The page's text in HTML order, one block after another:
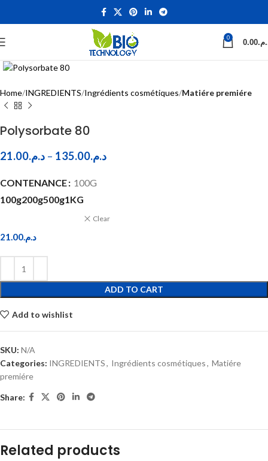
0
0.00
Click to enlarge
Home INGREDIENTS Ingrédients cosmétiques Matiére premiére
Polysorbate 80
د.م.21.00 – د.م.135.00
CONTENANCE
100G
100g200g500g1KG
Clear
د.م.21.00
ADD TO CART
Add to wishlist
SKU: N/A
Categories: INGREDIENTS, Ingrédients cosmétiques, Matiére
premiére
Share:
Related products